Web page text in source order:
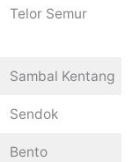
Telor Semur
Sambal Kentang
Sendok
Bento